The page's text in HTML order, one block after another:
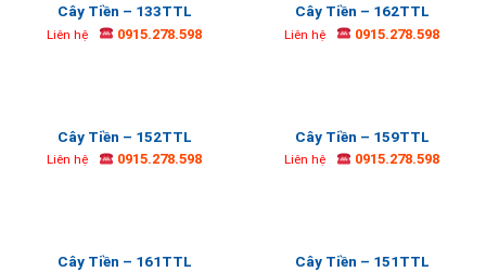
Cây Tiền – 133TTL
Liên hệ 0915.278.598
Cây Tiền – 162TTL
Liên hệ 0915.278.598
Cây Tiền – 152TTL
Liên hệ 0915.278.598
Cây Tiền – 159TTL
Liên hệ 0915.278.598
Cây Tiền – 161TTL Cây Tiền – 151TTL